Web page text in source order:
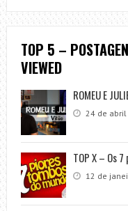
TOP 5 –
VIEWED
ROMEU E
24 de
TOP X – Os
12 de